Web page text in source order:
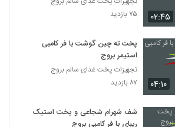
۰۲:۴۵
۷۵ بازدید
۰۴:۱۰
پخت ته چین گوشت با فر کامبی
استیمر بروج
تجهیزات پخت غذای سالم بروج
۸۷ بازدید
شف شهرام شجاعی و پخت استیک